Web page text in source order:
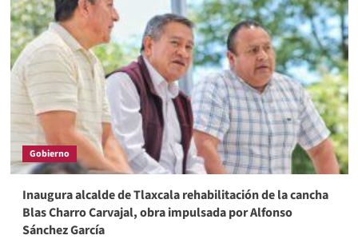
Gobierno
Inaugura alcalde de Tlaxcala rehabilitación de la cancha
Blas Charro Carvajal, obra impulsada por Alfonso
Sánchez García